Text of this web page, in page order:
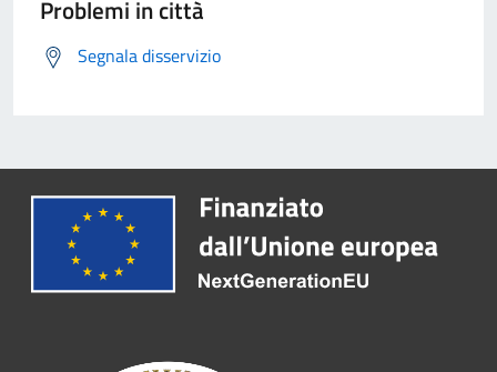
Problemi in città
Segnala disservizio